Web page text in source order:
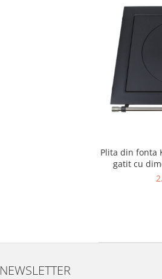
Plita din fonta
gatit cu
NEWSLETTER